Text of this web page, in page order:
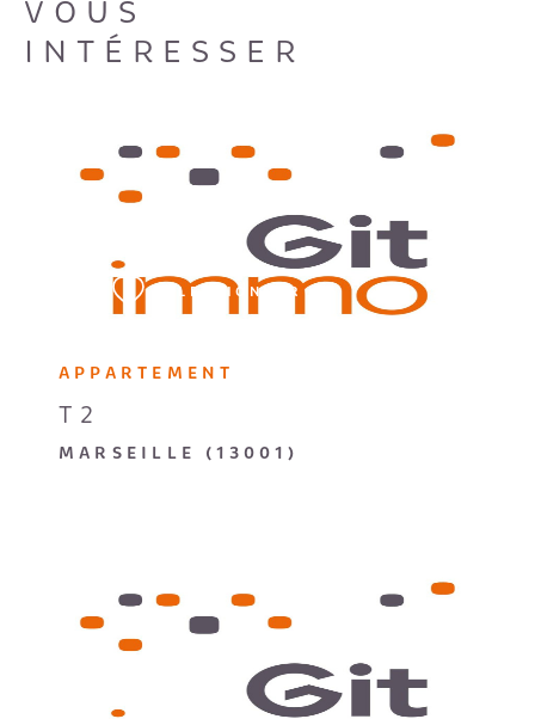
VOUS
INTÉRESSER
APPARTEMENT
T2
MARSEILLE (13001)
SÉLECTIONNER
VOIR LE BIEN
VOIR LE BIEN